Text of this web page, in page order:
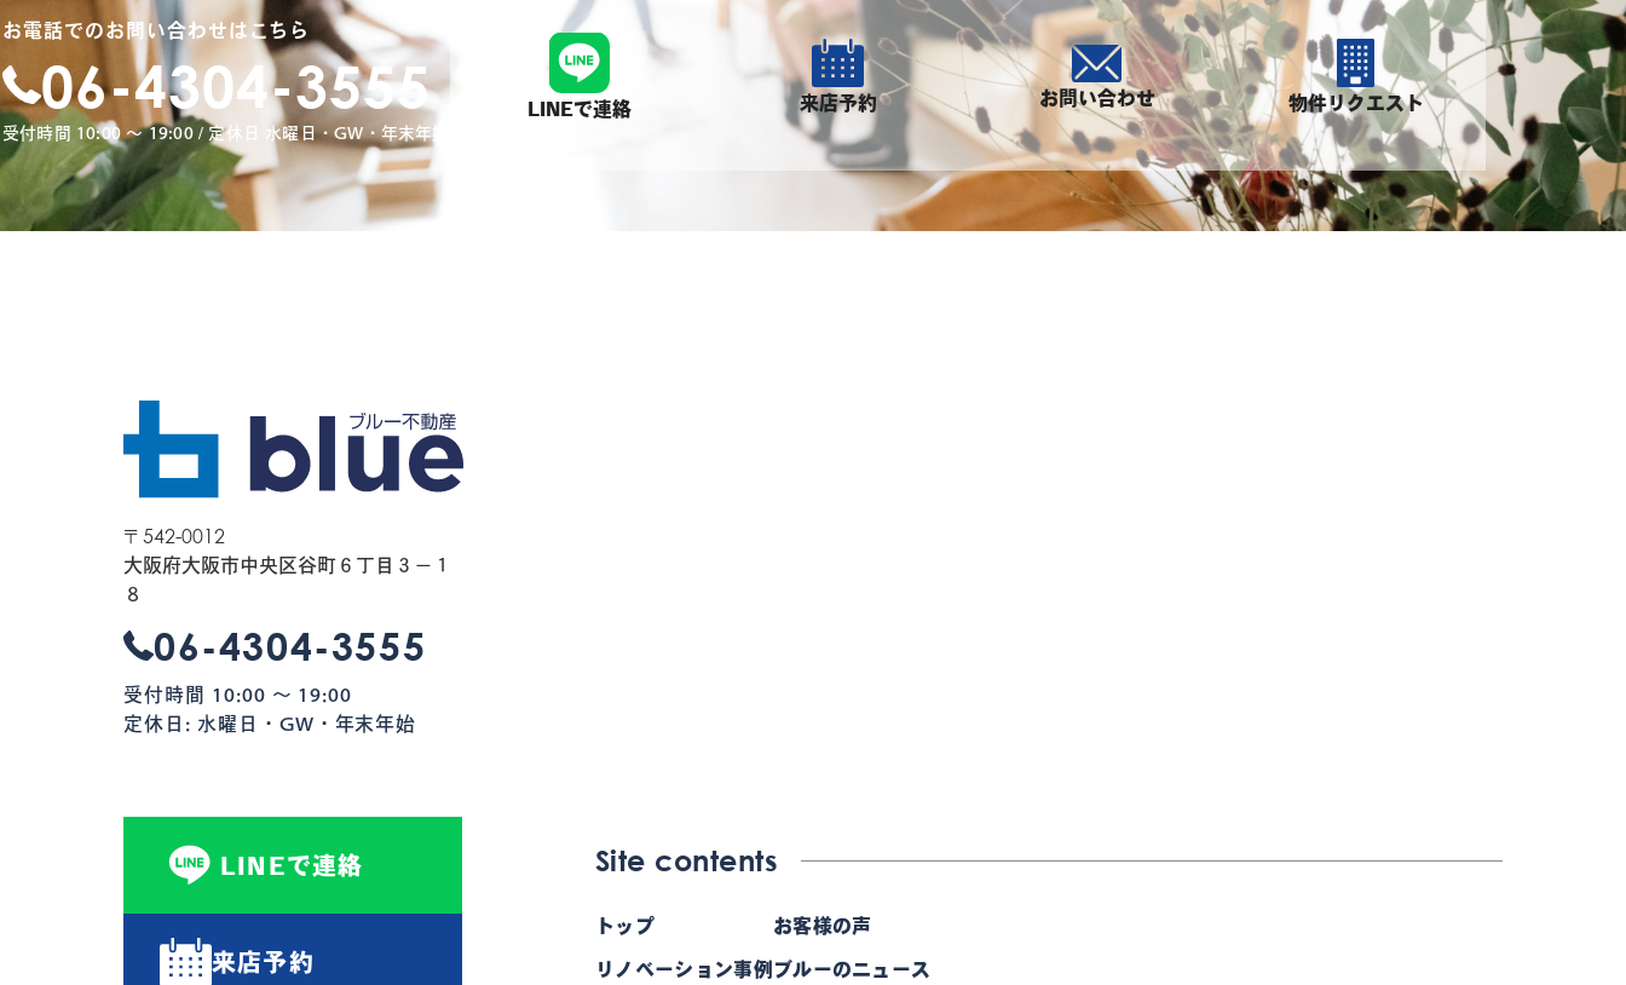
お電話でのお問い合わせはこちら
06-4304-3555
受付時間 10:00 〜 19:00 / 定休日 水曜日・GW・年末年始
LINEで連絡 来店予約 お問い合わせ 物件リクエスト
〒542-0012
大阪府大阪市中央区谷町６丁目３−１
８
06-4304-3555
受付時間 10:00 〜 19:00
定休日: 水曜日・GW・年末年始
LINEで連絡
来店予約
Site contents
トップ
リノベーション事例
お客様の声
ブルーのニュース